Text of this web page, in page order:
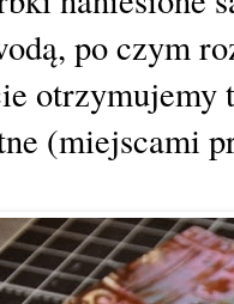
po czym
otrzymujemy
(miejscami